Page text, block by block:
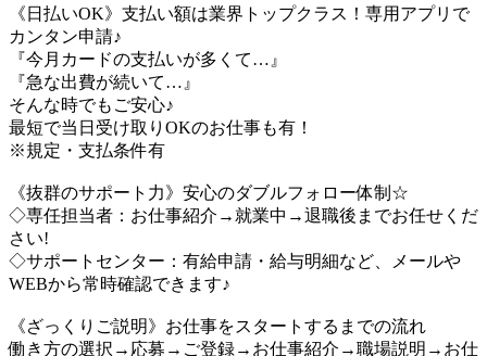
《日払いOK》支払い額は業界トップクラス！専用アプリで
カンタン申請♪
『今月カードの支払いが多くて…』
『急な出費が続いて…』
そんな時でもご安心♪
最短で当日受け取りOKのお仕事も有！
※規定・支払条件有
《抜群のサポート力》安心のダブルフォロー体制☆
◇専任担当者：お仕事紹介→就業中→退職後までお任せくだ
さい!
◇サポートセンター：有給申請・給与明細など、メールや
WEBから常時確認できます♪
《ざっくりご説明》お仕事をスタートするまでの流れ
働き方の選択→応募→ご登録→お仕事紹介→職場説明→お仕